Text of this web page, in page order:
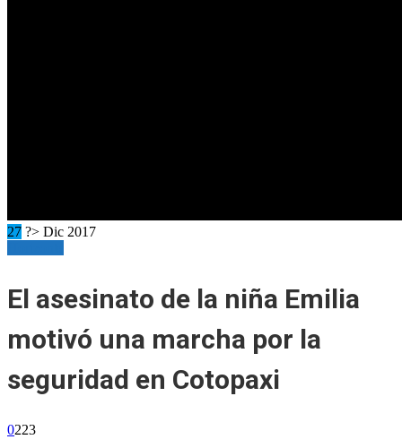
27 ?> Dic 2017
El asesinato de la niña Emilia
motivó una marcha por la
seguridad en Cotopaxi
0223